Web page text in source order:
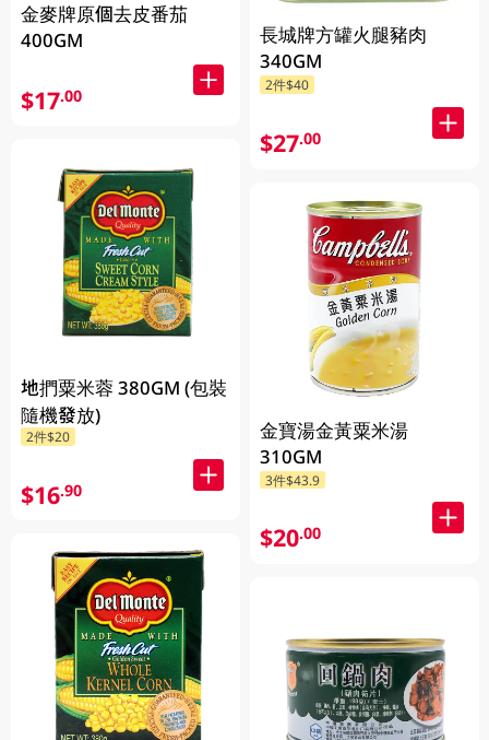
金麥牌原個去皮番茄
400GM
$17.00
地捫粟米蓉 380GM (包裝
隨機發放)
2件$20
$16.90
長城牌方罐火腿豬肉
340GM
2件$40
$27.00
金寶湯金黃粟米湯
310GM
3件$43.9
$20.00